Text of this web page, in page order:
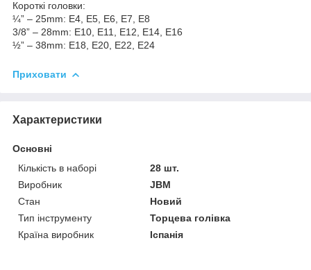
Короткі головки:
¼” – 25mm: E4, E5, E6, E7, E8
3/8” – 28mm: E10, E11, E12, E14, E16
½” – 38mm: E18, E20, E22, E24
Приховати
Характеристики
Основні
Кількість в наборі
28 шт.
Виробник
JBM
Стан
Новий
Тип інструменту
Торцева голівка
Країна виробник
Іспанія